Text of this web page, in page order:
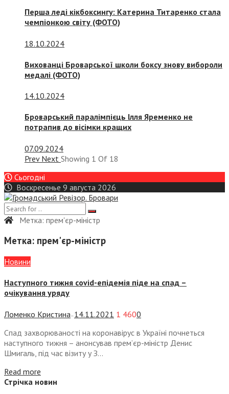
Перша леді кікбоксингу: Катерина Титаренко стала
чемпіонкою світу (ФОТО)
18.10.2024
Вихованці Броварської школи боксу знову вибороли
медалі (ФОТО)
14.10.2024
Броварський паралімпієць Ілля Яременко не
потрапив до вісімки кращих
07.09.2024
Prev Next Showing 1 Of 18
Сьогодні
Воскресенье 9 августа 2026
Метка: прем'єр-міністр
Метка: прем'єр-міністр
Новини
Наступного тижня covid-епідемія піде на спад –
очікування уряду
Ломенко Кристина — 14.11.2021 1 4600
Спад захворюваності на коронавірус в Україні почнеться
наступного тижня – анонсував прем’єр-міністр Денис
Шмигаль, під час візиту у З...
Read more
Стрічка новин